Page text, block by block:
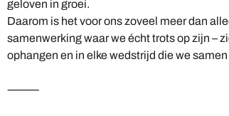
geloven in groei.
Daarom is het voor ons zoveel meer dan
samenwerking waar we écht trots op zijn –
ophangen en in elke wedstrijd die we
⸻